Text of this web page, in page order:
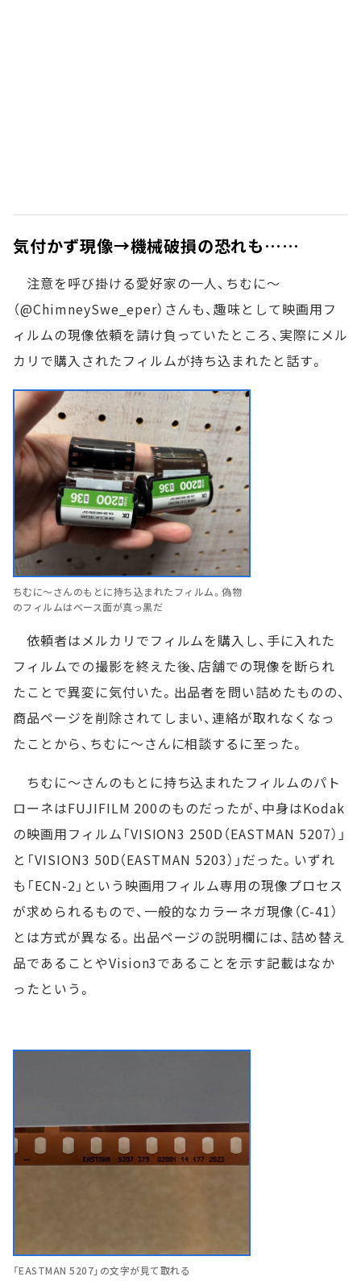
気付かず現像→機械破損の恐れも……
注意を呼び掛ける愛好家の一人、ちむに～
（@ChimneySwe_eper）さんも、趣味として映画用フ
ィルムの現像依頼を請け負っていたところ、実際にメル
カリで購入されたフィルムが持ち込まれたと話す。
ちむに～さんのもとに持ち込まれたフィルム。偽物
のフィルムはベース面が真っ黒だ
依頼者はメルカリでフィルムを購入し、手に入れた
フィルムでの撮影を終えた後、店舗での現像を断られ
たことで異変に気付いた。出品者を問い詰めたものの、
商品ページを削除されてしまい、連絡が取れなくなっ
たことから、ちむに～さんに相談するに至った。
ちむに～さんのもとに持ち込まれたフィルムのパト
ローネはFUJIFILM 200のものだったが、中身はKodak
の映画用フィルム「VISION3 250D（EASTMAN 5207）」
と「VISION3 50D（EASTMAN 5203）」だった。いずれ
も「ECN-2」という映画用フィルム専用の現像プロセス
が求められるもので、一般的なカラーネガ現像（C-41）
とは方式が異なる。出品ページの説明欄には、詰め替え
品であることやVision3であることを示す記載はなか
ったという。
「EASTMAN 5207」の文字が見て取れる